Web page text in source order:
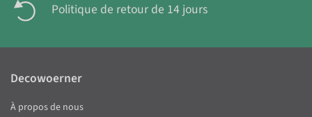
Politique de retour de 14 jours
Decowoerner
À propos de nous